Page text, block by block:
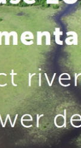
Aktuell